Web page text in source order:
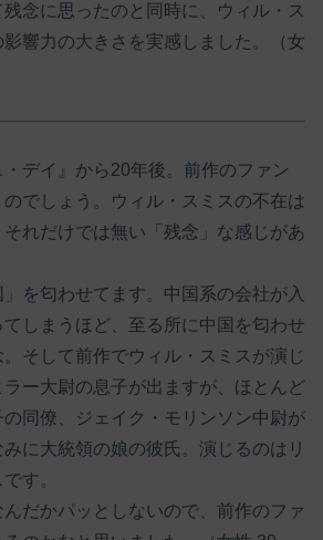
念に思ったのと同時に、ウィル・ス
影響力の大きさを実感しました。（女
・デイ』から20年後。前作のファン
でしょう。ウィル・スミスの不在は
れだけでは無い「残念」な感じがあ
を匂わせてます。中国系の会社が入
しまうほど、至る所に中国を匂わせ
そして前作でウィル・スミスが演じ
ー大尉の息子が出ますが、ほとんど
同僚、ジェイク・モリンソン中尉が
に大統領の娘の彼氏。演じるのはリ
す。
だかパッとしないので、前作のファ